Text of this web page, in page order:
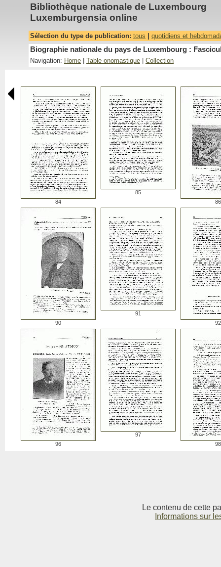
Bibliothèque nationale de Luxembourg
Luxemburgensia online
Sélection du type de publication: tous quotidiens et
Biographie nationale du pays de Luxembourg :
Navigation: Home Table onomastique Collection
84
85
86
90
91
92
96
97
98
Le contenu de cette
Informations sur